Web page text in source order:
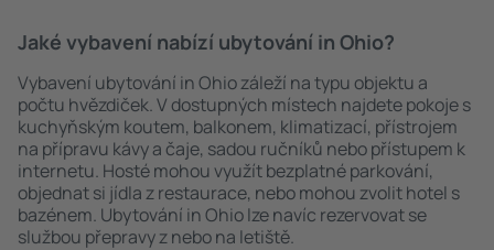
Jaké vybavení nabízí ubytování in Ohio?
Vybavení ubytování in Ohio záleží na typu objektu a
počtu hvězdiček. V dostupných místech najdete pokoje s
kuchyňským koutem, balkonem, klimatizací, přístrojem
na přípravu kávy a čaje, sadou ručníků nebo přístupem k
internetu. Hosté mohou využít bezplatné parkování,
objednat si jídla z restaurace, nebo mohou zvolit hotel s
bazénem. Ubytování in Ohio lze navíc rezervovat se
službou přepravy z nebo na letiště.